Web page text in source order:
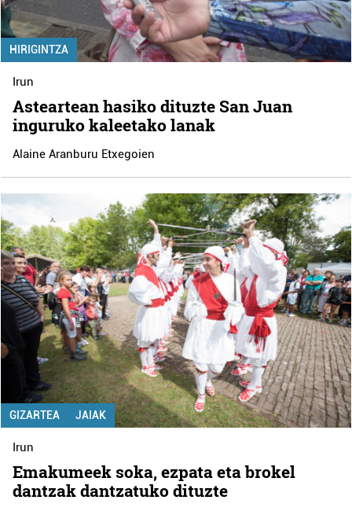
HIRIGINTZA
Irun
Asteartean hasiko dituzte San Juan
inguruko kaleetako lanak
Alaine Aranburu Etxegoien
GIZARTEA JAIAK
Irun
Emakumeek soka, ezpata eta brokel
dantzak dantzatuko dituzte